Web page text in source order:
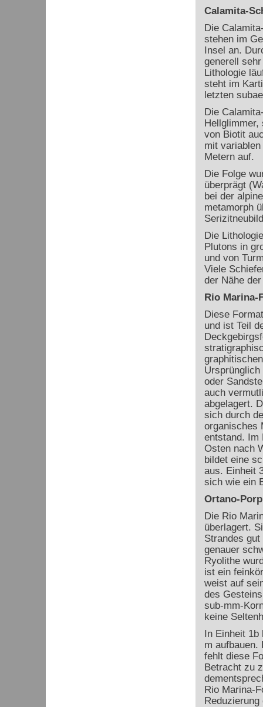
Calamita-
Die
stehen im
Insel an.
generell
Lithologie
steht im
letzten
Die
Hellglimmer,
von Biotit
mit
Metern auf.
Die Folge
überprägt
bei der
metamorph
Die
Plutons in
und von
Viele
der Nähe
Rio Marina-
Diese
und ist Teil
oder
auch
abgelagert.
sich durch
organisches
entstand. Im
Osten nach
bildet eine
aus. Einheit
sich wie ein
Ortano-
Die Rio
überlagert.
Strandes
genauer
Ryolithe
ist ein
weist auf
des
sub-mm-
keine
In Einheit 1b
m aufbauen.
fehlt diese
Betracht zu
Rio Marina-